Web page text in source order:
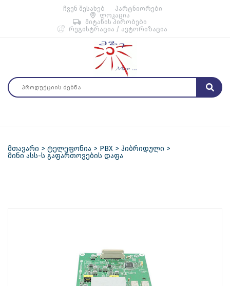
ჩვენ შესახებ
პარტნიორები
ლოკაცია
მიტანის პირობები
რეგისტრაცია / ავტორიზაცია
მთავარი ტელეფონია PBX
ჰიბრიდული
მინი ასს-ს გაფართოვების დაფა